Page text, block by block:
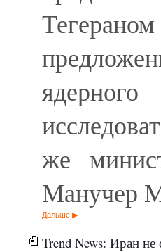
же
Манучер
Дальше
Trend News: Иран не